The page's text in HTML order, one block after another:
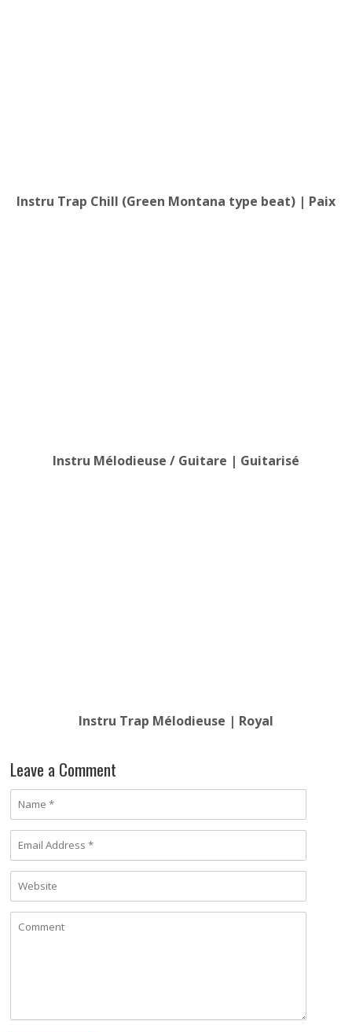
Instru Trap Chill (Green Montana type beat) | Paix
Instru Mélodieuse / Guitare | Guitarisé
Instru Trap Mélodieuse | Royal
Leave a Comment